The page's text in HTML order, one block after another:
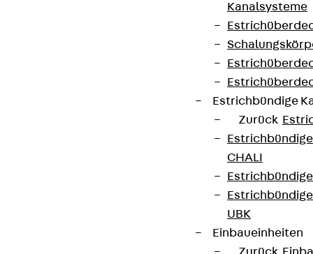
Kanalsysteme
Estrichbündige
Zurück
CHALI
UBK
Einbaueinheiten